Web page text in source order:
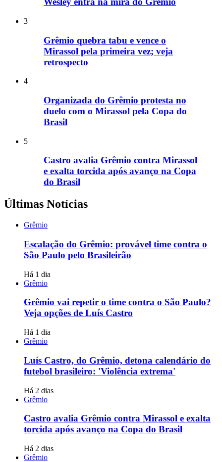
3
Grêmio quebra tabu e vence o
Mirassol pela primeira vez; veja
retrospecto
4
Organizada do Grêmio protesta no
duelo com o Mirassol pela Copa do
Brasil
5
Castro avalia Grêmio contra Mirassol
e exalta torcida após avanço na Copa
do Brasil
Últimas Notícias
Grêmio
Escalação do Grêmio: provável time contra o
São Paulo pelo Brasileirão
Há 1 dia
Grêmio
Grêmio vai repetir o time contra o São Paulo?
Veja opções de Luís Castro
Há 1 dia
Grêmio
Luís Castro, do Grêmio, detona calendário do
futebol brasileiro: 'Violência extrema'
Há 2 dias
Grêmio
Castro avalia Grêmio contra Mirassol e exalta
torcida após avanço na Copa do Brasil
Há 2 dias
Grêmio